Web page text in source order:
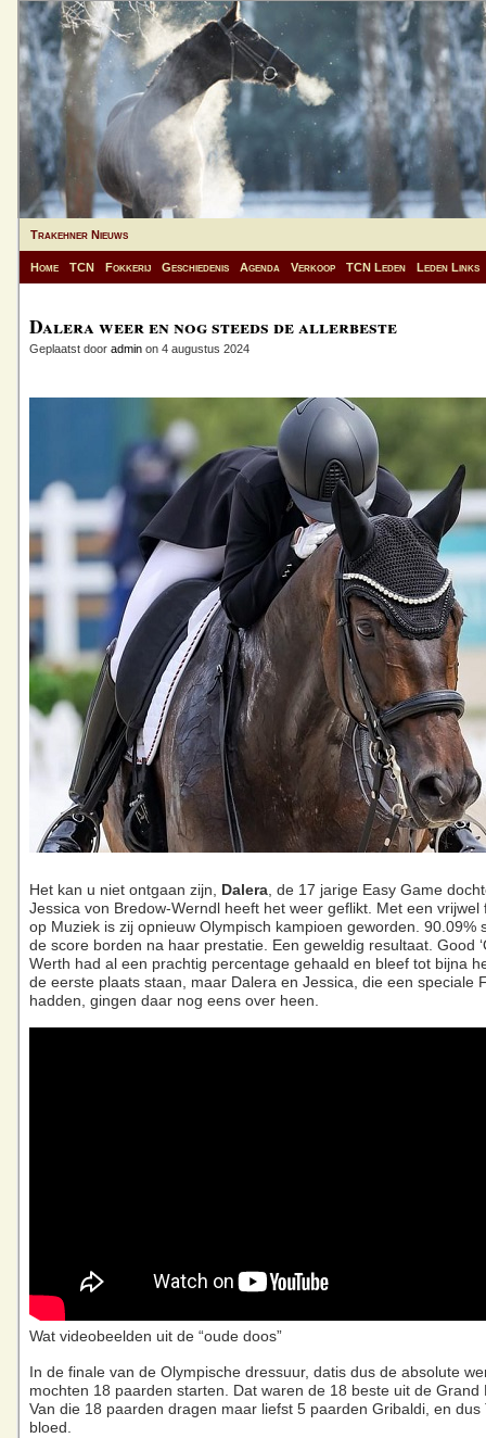
Trakehner Nieuws
Home TCN Fokkerij Geschiedenis Agenda Verkoop TCN Leden Leden Links
Dalera weer en nog steeds de allerbeste
Geplaatst door admin on 4 augustus 2024
Het kan u niet ontgaan zijn, Dalera, de 17 jarige Easy Game
Jessica von Bredow-Werndl heeft het weer geflikt. Met een vrijwel
op Muziek is zij opnieuw Olympisch kampioen geworden. 90.09%
de score borden na haar prestatie. Een geweldig resultaat. Good
Werth had al een prachtig percentage gehaald en bleef tot bijna
de eerste plaats staan, maar Dalera en Jessica, die een speciale
hadden, gingen daar nog eens over heen.
Wat videobeelden uit de “oude doos”
In de finale van de Olympische dressuur, datis dus de absolute
mochten 18 paarden starten. Dat waren de 18 beste uit de Grand
Van die 18 paarden dragen maar liefst 5 paarden Gribaldi, en dus
bloed.